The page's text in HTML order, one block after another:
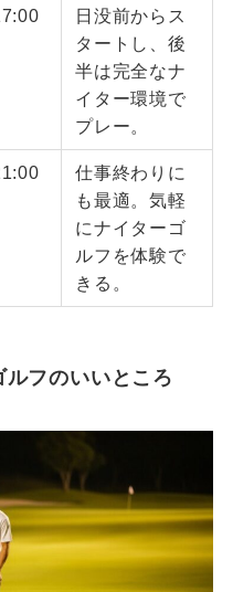
日没前からス
タートし、後
半は完全なナ
イター環境で
プレー。
仕事終わりに
も最適。気軽
にナイターゴ
ルフを体験で
きる。
フのいいところ